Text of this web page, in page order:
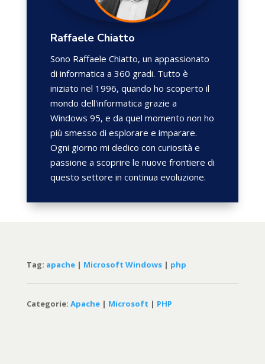
Raffaele Chiatto
Sono Raffaele Chiatto, un appassionato
di informatica a 360 gradi. Tutto è
iniziato nel 1996, quando ho scoperto il
mondo dell'informatica grazie a
Windows 95, e da quel momento non ho
più smesso di esplorare e imparare.
Ogni giorno mi dedico con curiosità e
passione a scoprire le nuove frontiere di
questo settore in continua evoluzione.
Tag: apache| Microsoft Windows| php
Categorie: Apache| Microsoft | PHP